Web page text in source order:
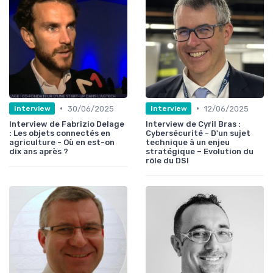
Interview • 30/06/2025
Interview de Fabrizio Delage
: Les objets connectés en
agriculture - Où en est-on
dix ans après ?
Interview • 12/06/2025
Interview de Cyril Bras :
Cybersécurité - D'un sujet
technique à un enjeu
stratégique – Evolution du
rôle du DSI